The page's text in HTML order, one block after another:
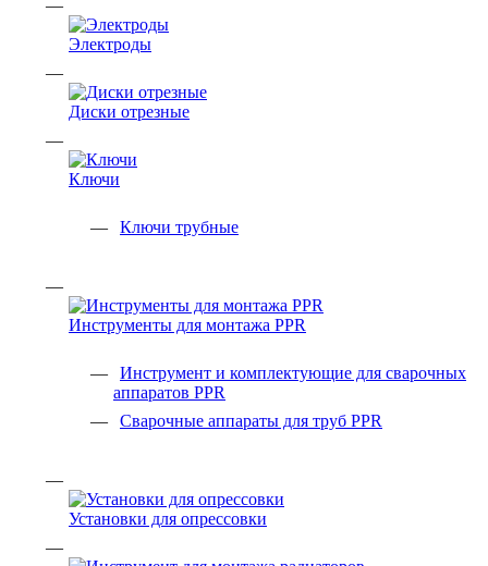
Электроды
Диски отрезные
Ключи
Ключи трубные
Инструменты для монтажа PPR
Инструмент и комплектующие для сварочных
аппаратов PPR
Сварочные аппараты для труб PPR
Установки для опрессовки